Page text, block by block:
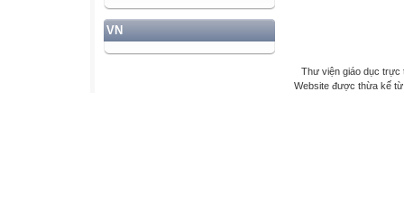
VN
Thư viện giáo dục trực
Website được thừa kế